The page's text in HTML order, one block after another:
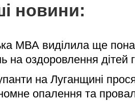
новини:
МВА виділила ще
на оздоровлення дітей
на Луганщині
опалення та